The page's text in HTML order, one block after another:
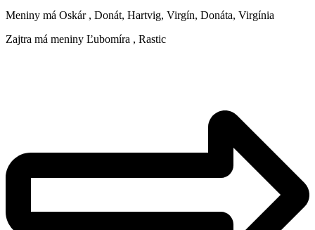
Meniny má Oskár , Donát, Hartvig, Virgín, Donáta, Virgínia
Zajtra má meniny Ľubomíra , Rastic